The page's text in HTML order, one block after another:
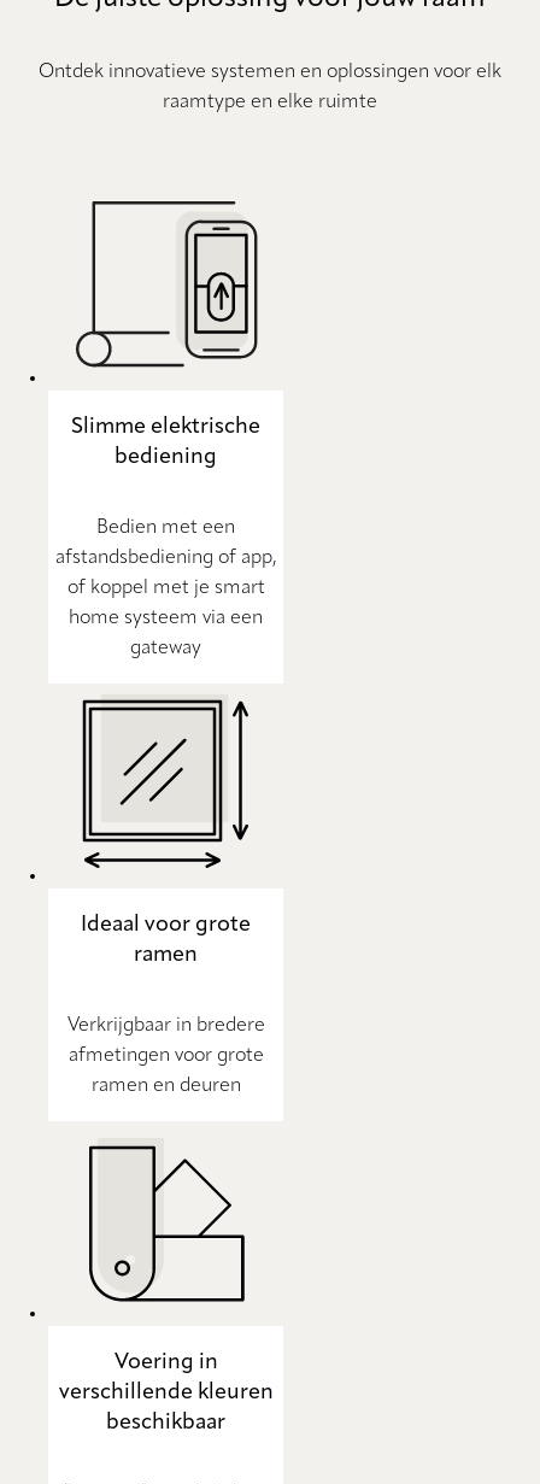
Ontdek innovatieve systemen en oplossingen voor elk
raamtype en elke ruimte
Slimme elektrische
bediening
Bedien met een
afstandsbediening of app,
of koppel met je smart
home systeem via een
gateway
Ideaal voor grote
ramen
Verkrijgbaar in bredere
afmetingen voor grote
ramen en deuren
Voering in
verschillende kleuren
beschikbaar